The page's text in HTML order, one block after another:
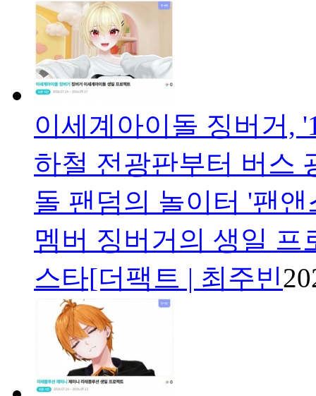
이세계아이돌 징버거,
하철 전광판부터 버스
돌 팬덤의 놀이터 '팬
멤버 징버거의 생일 프
스타[더팩트 | 최주빈